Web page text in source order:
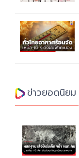
ข่าวยอดนิยม